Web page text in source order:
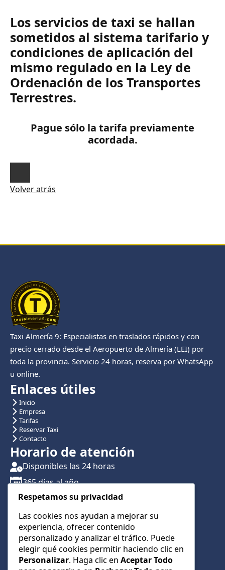
Los servicios de taxi se hallan
sometidos al sistema tarifario y
condiciones de aplicación del
mismo regulado en la Ley de
Ordenación de los Transportes
Terrestres.
Pague sólo la tarifa previamente
acordada.
Volver atrás
Taxi Almería 9: Especialistas en traslados rápidos y con
precio cerrado desde el Aeropuerto de Almería (LEI) por
toda la provincia. Servicio 24 horas, reserva por WhatsApp
u online.
Enlaces útiles
Inicio
Empresa
Tarifas
Reservar Taxi
Contacto
Horario de atención
Disponibles las 24 horas
365 días al año
Traslados con reserva previa
Atención por teléfono y WhatsApp 24/7
CONTÁCTANOS
+34 622 01 23 74
+34 622 01 23 74
Respetamos su privacidad
Las cookies nos ayudan a mejorar su
experiencia, ofrecer contenido
personalizado y analizar el tráfico. Puede
elegir qué cookies permitir haciendo clic en
Personalizar. Haga clic en Aceptar Todo